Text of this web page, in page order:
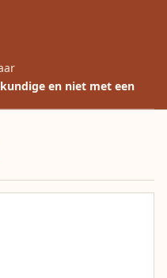
en niet met een